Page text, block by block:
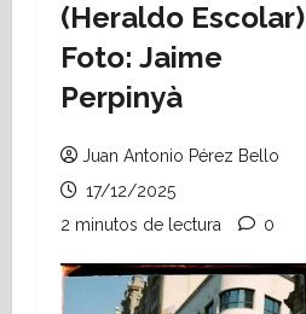
(Heraldo Escolar)
Foto: Jaime
Perpinyà
Juan Antonio Pérez Bello
17/12/2025
2 minutos de lectura
0